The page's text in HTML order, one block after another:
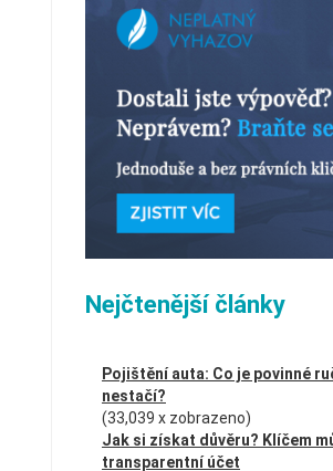
Nejčtenější články
Pojištění auta: Co je povinné
nestačí?
(33,039 x zobrazeno)
Jak si získat důvěru? Klíčem
transparentní účet